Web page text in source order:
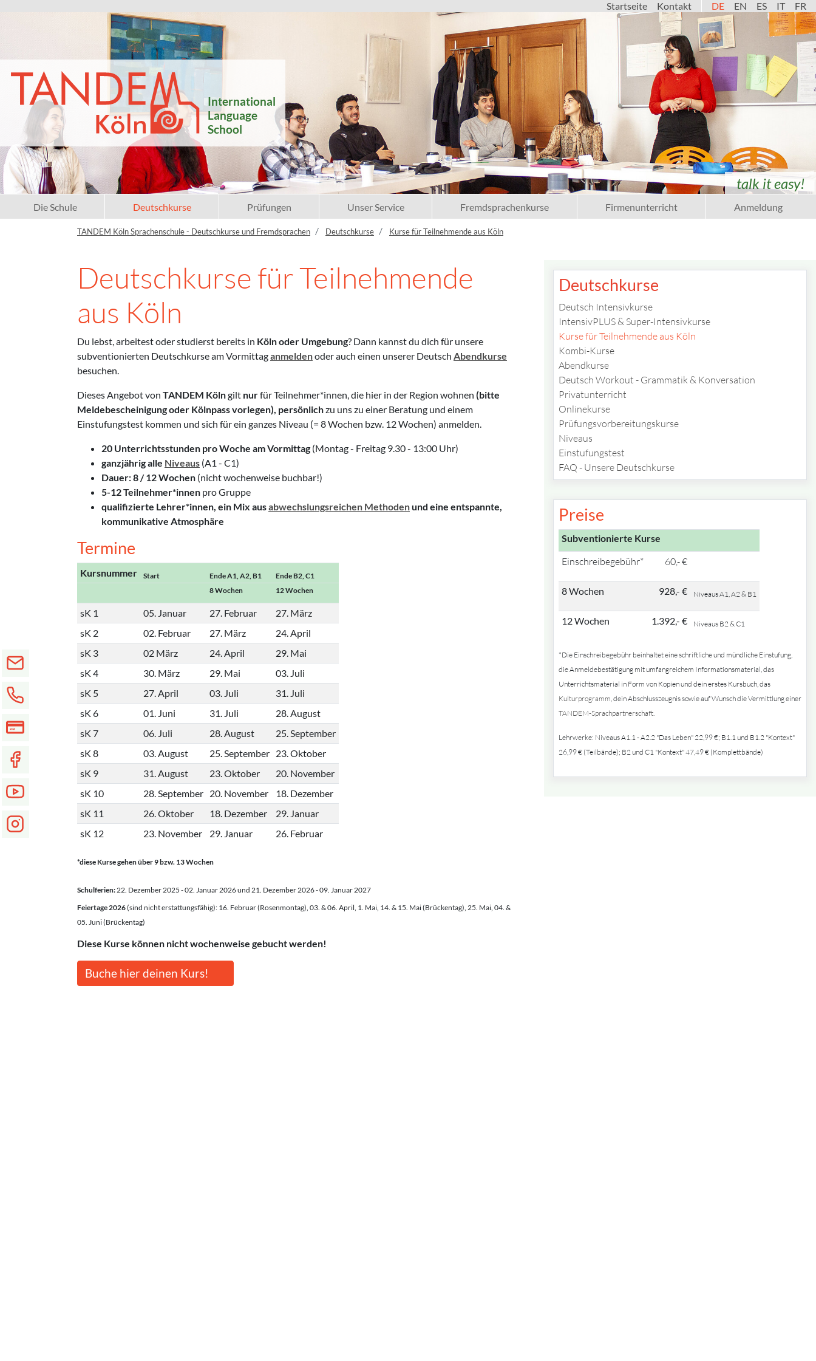
Startseite Kontakt DE EN ES IT FR
International
Language
School
talk it easy!
Die Schule Deutschkurse Prüfungen Unser Service Fremdsprachenkurse Firmenunterricht Anmeldung
TANDEM Köln Sprachenschule - Deutschkurse und Fremdsprachen Deutschkurse Kurse für Teilnehmende aus Köln
Deutschkurse für Teilnehmende
aus Köln
Du lebst, arbeitest oder studierst bereits in Köln oder Umgebung? Dann kannst du dich für unsere
subventionierten Deutschkurse am Vormittaganmeldenoder auch einen unserer Deutsch Abendkurse
besuchen.
Dieses Angebot von TANDEM Kölngilt nurfür Teilnehmer*innen, die hier in der Region wohnen (bitte
Meldebescheinigung oder Kölnpass vorlegen), persönlichzu uns zu einer Beratung und einem
Einstufungstest kommen und sich für ein ganzes Niveau (= 8 Wochen bzw. 12 Wochen) anmelden.
20 Unterrichtsstunden pro Woche am Vormittag (Montag - Freitag 9.30 - 13:00 Uhr)
ganzjährig alle Niveaus (A1 - C1)
Dauer:8 / 12 Wochen(nicht wochenweise buchbar!)
5-12 Teilnehmer*innen pro Gruppe
qualifizierte Lehrer*innen, ein Mix ausabwechslungsreichen Methodenund eine entspannte,
kommunikative Atmosphäre
Termine
Kursnummer Start Ende A1, A2, B1
Ende B2, C1
8 Wochen
12 Wochen
sK 1 05. Januar 27. Februar
27. März
sK 2
02. Februar 27. März
24. April
sK 3
02 März 24. April
29. Mai
sK 4
30. März 29. Mai
03. Juli
sK 5
27. April 03. Juli
31. Juli
sK 6
01. Juni 31. Juli
28. August
sK 7
06. Juli 28. August
25. September
sK 8
03. August 25. September 23. Oktober
sK 9
31. August 23. Oktober
20. November
sK 10
28. September 20. November
18. Dezember
sK 11
26. Oktober 18. Dezember
29. Januar
sK 12
23. November 29. Januar 26. Februar
*diese Kurse gehen über 9 bzw. 13 Wochen
Schulferien:22. Dezember 2025 - 02. Januar 2026 und 21. Dezember 2026 - 09. Januar 2027
Feiertage 2026(sind nicht erstattungsfähig): 16. Februar (Rosenmontag), 03. & 06. April, 1. Mai, 14. & 15. Mai (Brückentag), 25. Mai, 04. &
05. Juni (Brückentag)
Diese Kurse können nicht wochenweise gebucht werden!
Buche hier deinen Kurs!
Deutschkurse
Deutsch Intensivkurse
IntensivPLUS & Super-Intensivkurse
Kurse für Teilnehmende aus Köln
Kombi-Kurse
Abendkurse
Deutsch Workout - Grammatik & Konversation
Privatunterricht
Onlinekurse
Prüfungsvorbereitungskurse
Niveaus
Einstufungstest
FAQ - Unsere Deutschkurse
Preise
Subventionierte Kurse
Einschreibegebühr* 60,- €
8 Wochen 928,- € Niveaus A1, A2 & B1
12 Wochen 1.392,- € Niveaus B2 & C1
*Die Einschreibegebühr beinhaltet eine schriftliche und mündliche Einstufung,
die Anmeldebestätigung mit umfangreichem Informationsmaterial, das
Unterrichtsmaterial in Form von Kopien und dein erstes Kursbuch, das
Kulturprogramm , dein Abschlusszeugnis sowie auf Wunsch die Vermittlung einer
TANDEM-Sprachpartnerschaft.
Lehrwerke: Niveaus A1.1 - A2.2 "Das Leben" 22,99 €; B1.1 und B1.2 "Kontext"
26,99 € (Teilbände); B2 und C1 "Kontext" 47,49 € (Komplettbände)